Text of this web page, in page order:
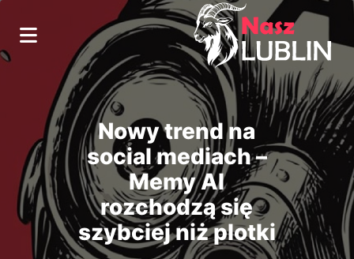
Nowy trend na
social mediach –
Memy AI
rozchodzą się
szybciej niż plotki